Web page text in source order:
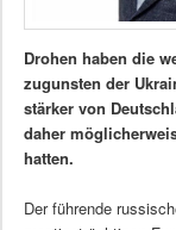
Drohen haben die
zugunsten der
stärker von
daher
hatten.
Der führende